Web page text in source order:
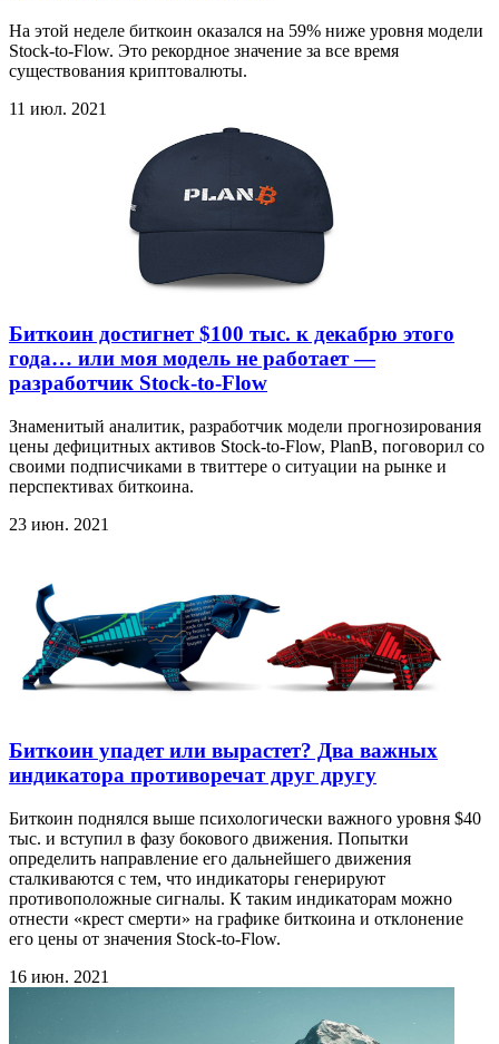
На этой неделе биткоин оказался на 59% ниже уровня модели
Stock-to-Flow. Это рекордное значение за все время
существования криптовалюты.
11 июл. 2021
Биткоин достигнет $100 тыс. к декабрю этого
года… или моя модель не работает —
разработчик Stock-to-Flow
Знаменитый аналитик, разработчик модели прогнозирования
цены дефицитных активов Stock-to-Flow, PlanB, поговорил со
своими подписчиками в твиттере о ситуации на рынке и
перспективах биткоина.
23 июн. 2021
Биткоин упадет или вырастет? Два важных
индикатора противоречат друг другу
Биткоин поднялся выше психологически важного уровня $40
тыс. и вступил в фазу бокового движения. Попытки
определить направление его дальнейшего движения
сталкиваются с тем, что индикаторы генерируют
противоположные сигналы. К таким индикаторам можно
отнести «крест смерти» на графике биткоина и отклонение
его цены от значения Stock-to-Flow.
16 июн. 2021